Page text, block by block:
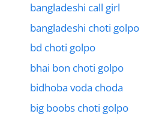
bangladeshi call girl
bangladeshi choti golpo
bd choti golpo
bhai bon choti golpo
bidhoba voda choda
big boobs choti golpo